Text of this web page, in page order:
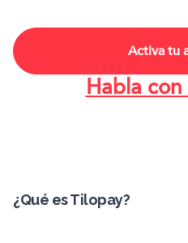
Activa tu
Habla
¿Qué es Tilopay?